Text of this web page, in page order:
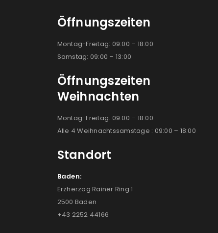
Öffnungszeiten
Montag-Freitag: 09:00 – 18:00
Samstag: 09:00 – 13:00
Öffnungszeiten
Weihnachten
Montag-Freitag: 09:00 – 18:00
Alle 4 Weihnachtssamstage : 09:00 – 18:00
Standort
Baden:
Erzherzog Rainer Ring 1
2500 Baden
+43 2252 44166